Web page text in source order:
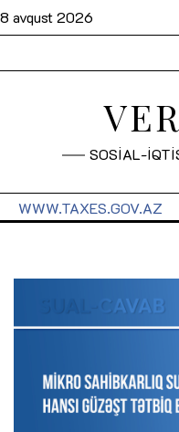
8 avqust 2026
SOSİAL-
WWW.TAXES.GOV.AZ